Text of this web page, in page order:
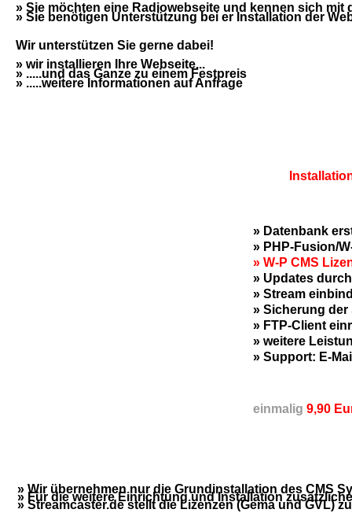
» Sie möchten eine Radiowebseite und kennen sich mit
» Sie benötigen Unterstützung bei er Installation der
Wir unterstützen Sie gerne dabei!
» wir installieren Ihre Webseite...
» .....und das Ganze zu einem Festpreis
» .....weitere Informationen auf Anfrage
» Datenbank
» PHP-Fusion/
» W-P CMS
» Updates
» Stream
» Sicherung der
» FTP-Client
» weitere
» Support: E-
einmalig 9,90
» Wir übernehmen nur die Grundinstallation des CMS
» Für die weitere Einrichtung und Installation
» Streamcaster.de stellt die Lizenzen (Gema und GVL)